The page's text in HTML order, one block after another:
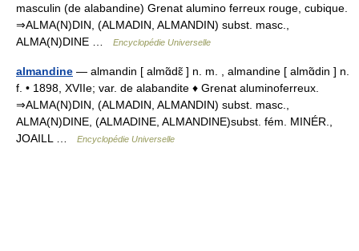
masculin (de alabandine) Grenat alumino ferreux rouge, cubique.
⇒ALMA(N)DIN, (ALMADIN, ALMANDIN) subst. masc.,
ALMA(N)DINE …
Encyclopédie Universelle
almandine — almandin [ almɑ̃dɛ̃ ] n. m. , almandine [ almɑ̃din ] n.
f. • 1898, XVIIe; var. de alabandite ♦ Grenat aluminoferreux.
⇒ALMA(N)DIN, (ALMADIN, ALMANDIN) subst. masc.,
ALMA(N)DINE, (ALMADINE, ALMANDINE)subst. fém. MINÉR.,
JOAILL …
Encyclopédie Universelle